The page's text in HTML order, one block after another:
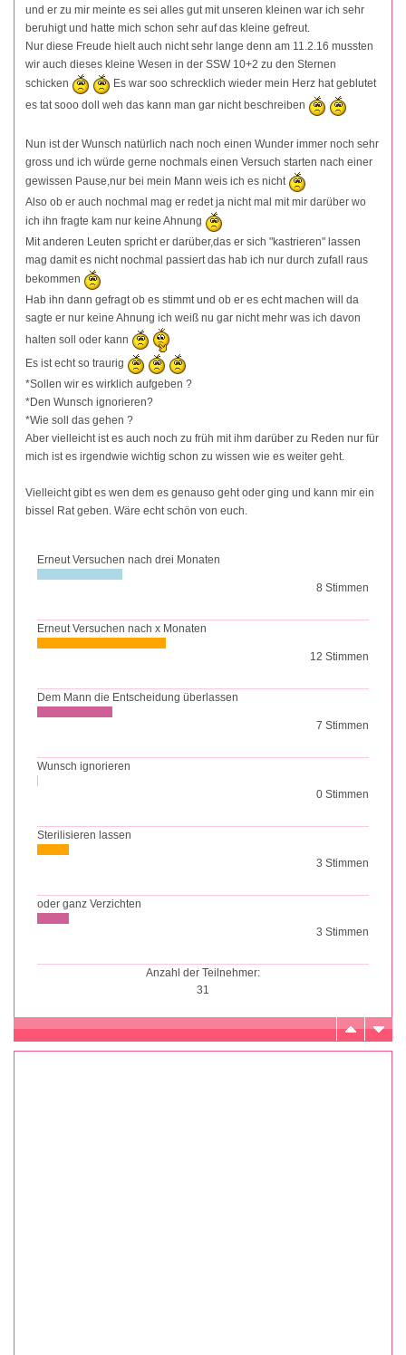
und er zu mir meinte es sei alles gut mit unseren kleinen war ich sehr
beruhigt und hatte mich schon sehr auf das kleine gefreut.
Nur diese Freude hielt auch nicht sehr lange denn am 11.2.16 mussten
wir auch dieses kleine Wesen in der SSW 10+2 zu den Sternen
schicken
Es war soo schrecklich wieder mein Herz hat geblutet
es tat sooo doll weh das kann man gar nicht beschreiben
Nun ist der Wunsch natürlich nach noch einen Wunder immer noch sehr
gross und ich würde gerne nochmals einen Versuch starten nach einer
gewissen Pause,nur bei mein Mann weis ich es nicht
Also ob er auch nochmal mag er redet ja nicht mal mit mir darüber wo
ich ihn fragte kam nur keine Ahnung
Mit anderen Leuten spricht er darüber,das er sich "kastrieren" lassen
mag damit es nicht nochmal passiert das hab ich nur durch zufall raus
bekommen
Hab ihn dann gefragt ob es stimmt und ob er es echt machen will da
sagte er nur keine Ahnung ich weiß nu gar nicht mehr was ich davon
halten soll oder kann
Es ist echt so traurig
*Sollen wir es wirklich aufgeben ?
*Den Wunsch ignorieren?
*Wie soll das gehen ?
Aber vielleicht ist es auch noch zu früh mit ihm darüber zu Reden nur für
mich ist es irgendwie wichtig schon zu wissen wie es weiter geht.
Vielleicht gibt es wen dem es genauso geht oder ging und kann mir ein
bissel Rat geben. Wäre echt schön von euch.
Erneut Versuchen nach drei Monaten
8 Stimmen
Erneut Versuchen nach x Monaten
12 Stimmen
Dem Mann die Entscheidung überlassen
7 Stimmen
Wunsch ignorieren
0 Stimmen
Sterilisieren lassen
3 Stimmen
oder ganz Verzichten
3 Stimmen
Anzahl der Teilnehmer:
31